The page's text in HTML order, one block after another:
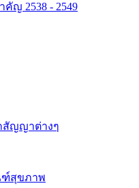
ญ 2538 - 2549
สัญญาต่างๆ
ฑ์สุขภาพ